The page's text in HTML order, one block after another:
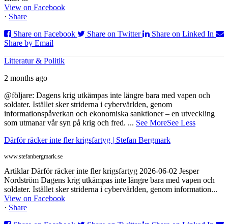
View on Facebook
· Share
Share on Facebook
Share on Twitter
Share on Linked In
Share by Email
Litteratur & Politik
2 months ago
@följare: Dagens krig utkämpas inte längre bara med vapen och
soldater. Istället sker striderna i cybervärlden, genom
informationspåverkan och ekonomiska sanktioner – en utveckling
som utmanar vår syn på krig och fred. ... See MoreSee Less
Därför räcker inte fler krigsfartyg | Stefan Bergmark
www.stefanbergmark.se
Artiklar Därför räcker inte fler krigsfartyg 2026-06-02 Jesper
Nordström Dagens krig utkämpas inte längre bara med vapen och
soldater. Istället sker striderna i cybervärlden, genom information...
View on Facebook
· Share